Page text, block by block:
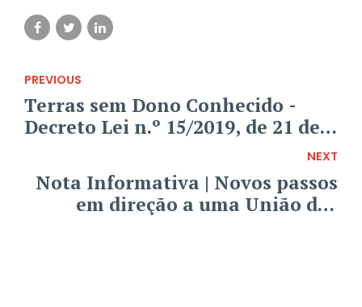
PREVIOUS
Terras sem Dono Conhecido -
Decreto Lei n.º 15/2019, de 21 de
NEXT
Nota Informativa | Novos passos
em direção a uma União dos